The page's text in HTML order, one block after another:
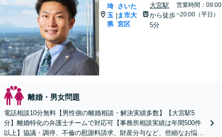
埼
玉
県
|
さいた
ま市大
宮区
大宮駅
から徒歩
5分
営業時間：09:00
~20:00（平日）
離婚・男女問題
電話相談10分無料【男性側の離婚相談・解決実績多数】【大宮駅5
分】離婚特化の弁護士チームで対応可【事務所相談実績は年間500件
以上】協議・調停、不倫の慰謝料請求、財産分与など、些細なお悩み